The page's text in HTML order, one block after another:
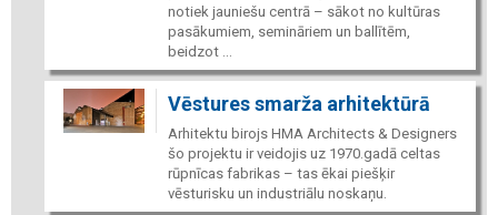
notiek jauniešu centrā – sākot no kultūras
pasākumiem, semināriem un ballītēm,
beidzot ...
Vēstures smarža arhitektūrā
Arhitektu birojs HMA Architects & Designers
šo projektu ir veidojis uz 1970.gadā celtas
rūpnīcas fabrikas – tas ēkai piešķir
vēsturisku un industriālu noskaņu.